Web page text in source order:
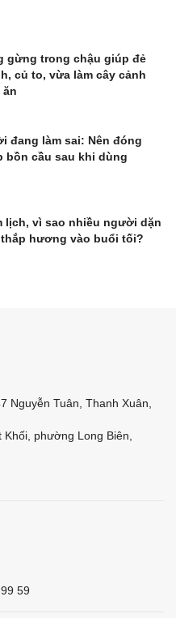
gừng trong chậu giúp đẻ
củ to, vừa làm cây cảnh
ăn
đang làm sai: Nên đóng
bồn cầu sau khi dùng
lịch, vì sao nhiều người dặn
hương vào buổi tối?
Nguyễn Tuân, Thanh Xuân,
phường Long Biên,
59